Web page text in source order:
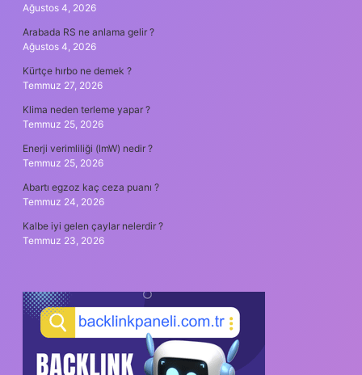
Ağustos 4, 2026
Arabada RS ne anlama gelir ?
Ağustos 4, 2026
Kürtçe hırbo ne demek ?
Temmuz 27, 2026
Klima neden terleme yapar ?
Temmuz 25, 2026
Enerji verimliliği (lmW) nedir ?
Temmuz 25, 2026
Abartı egzoz kaç ceza puanı ?
Temmuz 24, 2026
Kalbe iyi gelen çaylar nelerdir ?
Temmuz 23, 2026